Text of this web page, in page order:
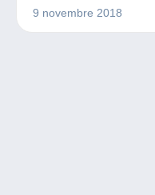
9 novembre 2018